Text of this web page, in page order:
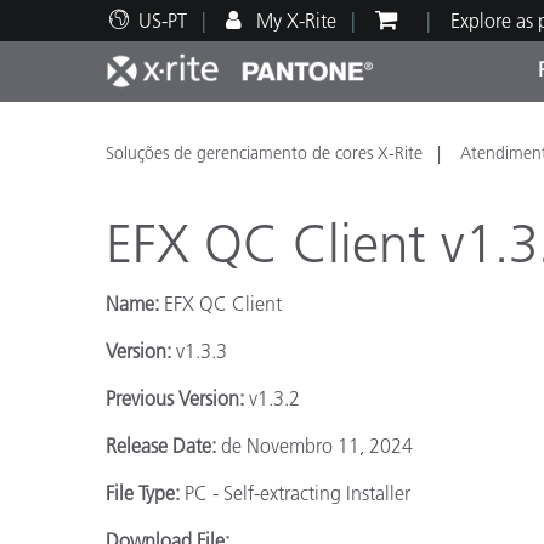
US-PT My X-Rite Explore as
Principais produtos
Impressão e Embalagem
Automotiva
Suporte Técnico
Recursos Educacionais
Soluções de gerenciamento de cores X-Rite
EFX QC Client
Name: EFX QC Client
Version: v1.3.3
Previous Version: v1.3.2
Release Date: de Novembro 11, 2024
File Type: PC - Self-extracting Installer